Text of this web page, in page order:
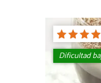
Dificultad